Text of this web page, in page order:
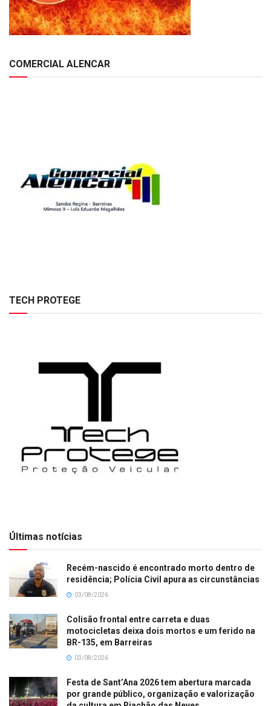
COMERCIAL ALENCAR
TECH PROTEGE
Últimas notícias
Recém-nascido é encontrado morto dentro de
residência; Polícia Civil apura as circunstâncias
03/08/2026
Colisão frontal entre carreta e duas
motocicletas deixa dois mortos e um ferido na
BR-135, em Barreiras
03/08/2026
Festa de Sant’Ana 2026 tem abertura marcada
por grande público, organização e valorização